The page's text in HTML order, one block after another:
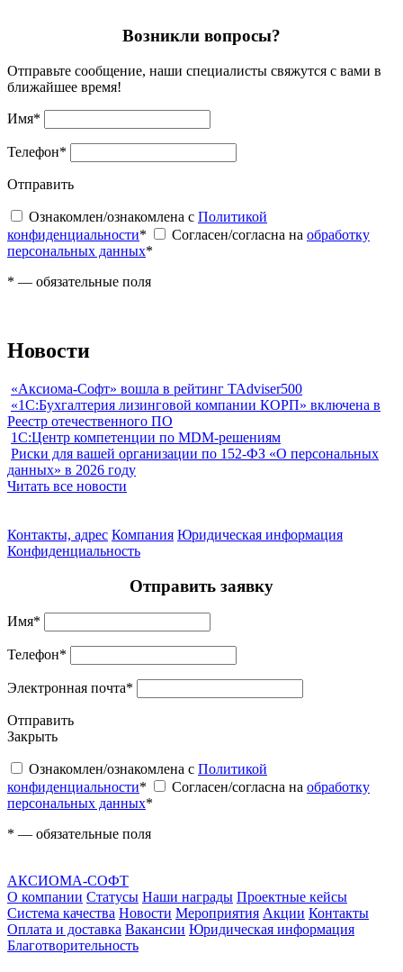
Возникли вопросы?
Отправьте сообщение, наши специалисты свяжутся с вами в
ближайшее время!
Имя*
Телефон*
Отправить
Ознакомлен/ознакомлена с Политикой
конфиденциальности* Согласен/согласна на обработку
персональных данных*
* — обязательные поля
Новости
«Аксиома-Софт» вошла в рейтинг TAdviser500
«1С:Бухгалтерия лизинговой компании КОРП» включена в
Реестр отечественного ПО
1С:Центр компетенции по MDM-решениям
Риски для вашей организации по 152-ФЗ «О персональных
данных» в 2026 году
Читать все новости
Контакты, адрес Компания Юридическая информация
Конфиденциальность
Отправить заявку
Имя*
Телефон*
Электронная почта*
Отправить
Закрыть
Ознакомлен/ознакомлена с Политикой
конфиденциальности* Согласен/согласна на обработку
персональных данных*
* — обязательные поля
АКСИОМА-СОФТ
О компании Статусы Наши награды Проектные кейсы
Система качества Новости Мероприятия Акции Контакты
Оплата и доставка Вакансии Юридическая информация
Благотворительность